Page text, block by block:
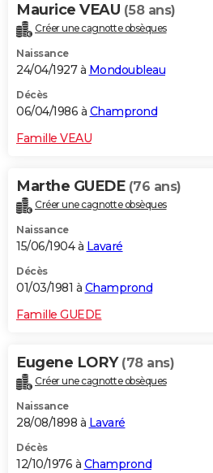
Maurice VEAU (58 ans)
Créer une cagnotte obsèques
Naissance
24/04/1927 à Mondoubleau
Décès
06/04/1986 à Champrond
Famille VEAU
Marthe GUEDE (76 ans)
Créer une cagnotte obsèques
Naissance
15/06/1904 à Lavaré
Décès
01/03/1981 à Champrond
Famille GUEDE
Eugene LORY (78 ans)
Créer une cagnotte obsèques
Naissance
28/08/1898 à Lavaré
Décès
12/10/1976 à Champrond